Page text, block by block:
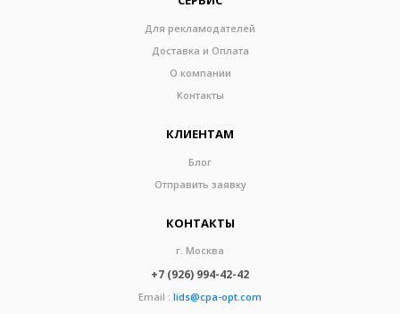
Для рекламодателей
Доставка и Оплата
О компании
Контакты
КЛИЕНТАМ
Блог
Отправить заявку
КОНТАКТЫ
г. Москва
+7 (926) 994-42-42
Email : lids@cpa-opt.com